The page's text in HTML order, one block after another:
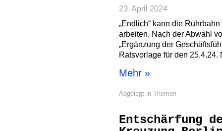
23. April 2024
„Endlich“ kann die
arbeiten. Nach der Abwahl
„Ergänzung der
Ratsvorlage für den 25.4.24.
Mehr »
Abgelegt in Themen
Entschärfung